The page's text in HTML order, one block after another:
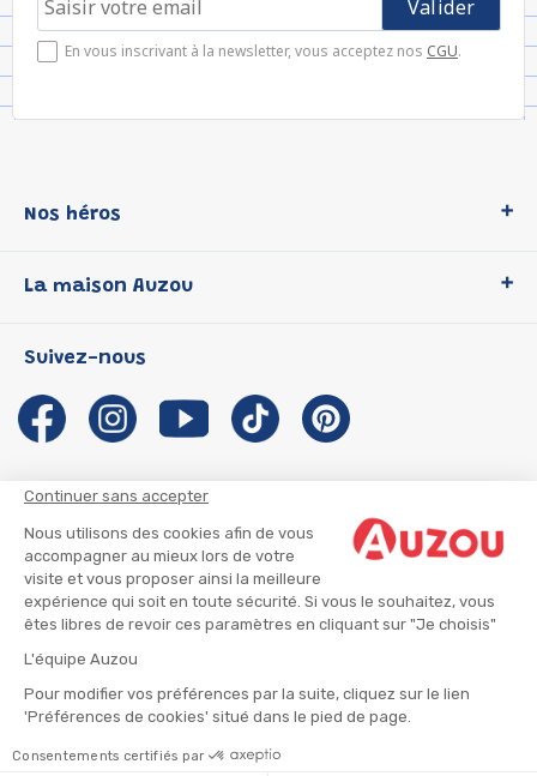
Continuer sans accepter
Nous utilisons des cookies afin de vous
accompagner au mieux lors de votre
visite et vous proposer ainsi la meilleure
expérience qui soit en toute sécurité. Si vous le souhaitez, vous
êtes libres de revoir ces paramètres en cliquant sur "Je choisis"
L'équipe Auzou
Pour modifier vos préférences par la suite, cliquez sur le lien
'Préférences de cookies' situé dans le pied de page.
Consentements certifiés par
En vous inscrivant à la newsletter, vous acceptez nos CGU.
Nos héros
P'tit Loup
Les Influenceuses
Migali
Petite Taupe
La maison Auzou
Notre histoire
Auzou s'engage
Auteurs et illustrateurs Auzou
Suivre mon colis
Infos consommateur
Suivez-nous
CGU
CGV
Mentions légales
© 2026 - AUZOU |